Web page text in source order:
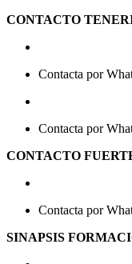
CONTACTO
Contacta por
Contacta por
CONTACTO
Contacta por
SINAPSIS